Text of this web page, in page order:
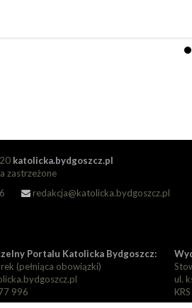
katolicka.bydgoszcz.pl
zastrzeżone
redakcja@katolicka.bydgoszcz.pl
Portalu Katolicka Bydgoszcz:
(pełniąca obowiązki)
996
ul.